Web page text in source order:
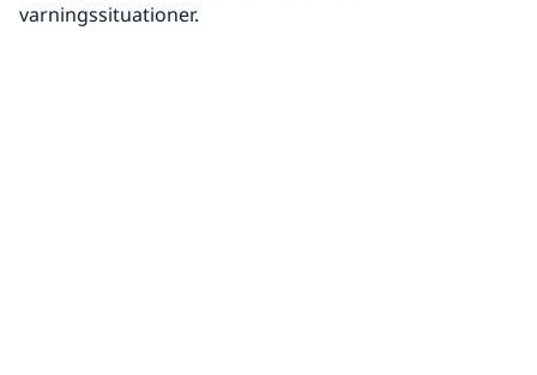
varningssituationer.